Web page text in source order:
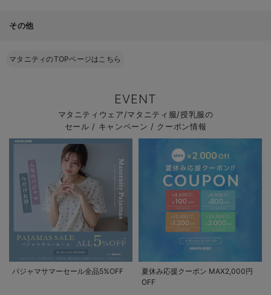
その他
マタニティのTOPページはこちら
EVENT
マタニティウェア/マタニティ服/授乳服の
セール / キャンペーン / クーポン情報
パジャマサマーセール全品5%OFF
夏休み応援クーポン MAX2,000円
OFF